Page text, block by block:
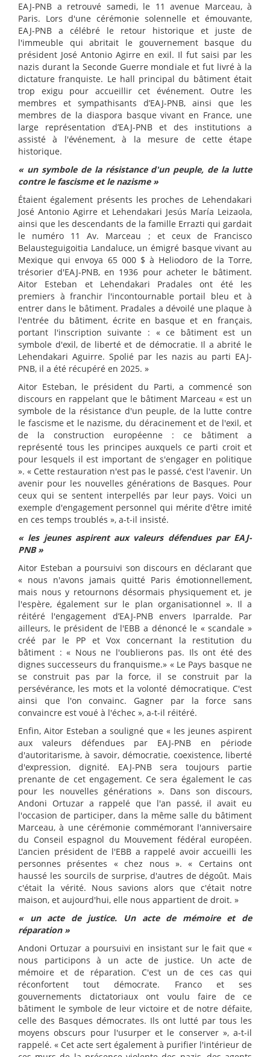
EAJ-PNB a retrouvé samedi, le 11 avenue Marceau, à
Paris. Lors d'une cérémonie solennelle et émouvante,
EAJ-PNB a célébré le retour historique et juste de
l'immeuble qui abritait le gouvernement basque du
président José Antonio Agirre en exil. Il fut saisi par les
nazis durant la Seconde Guerre mondiale et fut livré à la
dictature franquiste. Le hall principal du bâtiment était
trop exigu pour accueillir cet événement. Outre les
membres et sympathisants d’EAJ-PNB, ainsi que les
membres de la diaspora basque vivant en France, une
large représentation d’EAJ-PNB et des institutions a
assisté à l'événement, à la mesure de cette étape
historique.
« un symbole de la résistance d'un peuple, de la lutte
contre le fascisme et le nazisme »
Étaient également présents les proches de Lehendakari
José Antonio Agirre et Lehendakari Jesús María Leizaola,
ainsi que les descendants de la famille Errazti qui gardait
le numéro 11 Av. Marceau ; et ceux de Francisco
Belausteguigoitia Landaluce, un émigré basque vivant au
Mexique qui envoya 65 000 $ à Heliodoro de la Torre,
trésorier d'EAJ-PNB, en 1936 pour acheter le bâtiment.
Aitor Esteban et Lehendakari Pradales ont été les
premiers à franchir l'incontournable portail bleu et à
entrer dans le bâtiment. Pradales a dévoilé une plaque à
l'entrée du bâtiment, écrite en basque et en français,
portant l'inscription suivante : « ce bâtiment est un
symbole d'exil, de liberté et de démocratie. Il a abrité le
Lehendakari Aguirre. Spolié par les nazis au parti EAJ-
PNB, il a été récupéré en 2025. »
Aitor Esteban, le président du Parti, a commencé son
discours en rappelant que le bâtiment Marceau « est un
symbole de la résistance d'un peuple, de la lutte contre
le fascisme et le nazisme, du déracinement et de l'exil, et
de la construction européenne : ce bâtiment a
représenté tous les principes auxquels ce parti croit et
pour lesquels il est important de s'engager en politique
». « Cette restauration n'est pas le passé, c'est l'avenir. Un
avenir pour les nouvelles générations de Basques. Pour
ceux qui se sentent interpellés par leur pays. Voici un
exemple d'engagement personnel qui mérite d'être imité
en ces temps troublés », a-t-il insisté.
« les jeunes aspirent aux valeurs défendues par EAJ-
PNB »
Aitor Esteban a poursuivi son discours en déclarant que
« nous n'avons jamais quitté Paris émotionnellement,
mais nous y retournons désormais physiquement et, je
l'espère, également sur le plan organisationnel ». Il a
réitéré l'engagement d’EAJ-PNB envers Iparralde. Par
ailleurs, le président de l'EBB a dénoncé le « scandale »
créé par le PP et Vox concernant la restitution du
bâtiment : « Nous ne l'oublierons pas. Ils ont été des
dignes successeurs du franquisme.» « Le Pays basque ne
se construit pas par la force, il se construit par la
persévérance, les mots et la volonté démocratique. C'est
ainsi que l'on convainc. Gagner par la force sans
convaincre est voué à l'échec », a-t-il réitéré.
Enfin, Aitor Esteban a souligné que « les jeunes aspirent
aux valeurs défendues par EAJ-PNB en période
d'autoritarisme, à savoir, démocratie, coexistence, liberté
d'expression, dignité. EAJ-PNB sera toujours partie
prenante de cet engagement. Ce sera également le cas
pour les nouvelles générations ». Dans son discours,
Andoni Ortuzar a rappelé que l'an passé, il avait eu
l'occasion de participer, dans la même salle du bâtiment
Marceau, à une cérémonie commémorant l'anniversaire
du Conseil espagnol du Mouvement fédéral européen.
L'ancien président de l'EBB a rappelé avoir accueilli les
personnes présentes « chez nous ». « Certains ont
haussé les sourcils de surprise, d'autres de dégoût. Mais
c'était la vérité. Nous savions alors que c'était notre
maison, et aujourd'hui, elle nous appartient de droit. »
« un acte de justice. Un acte de mémoire et de
réparation »
Andoni Ortuzar a poursuivi en insistant sur le fait que «
nous participons à un acte de justice. Un acte de
mémoire et de réparation. C'est un de ces cas qui
réconfortent tout démocrate. Franco et ses
gouvernements dictatoriaux ont voulu faire de ce
bâtiment le symbole de leur victoire et de notre défaite,
celle des Basques démocrates. Ils ont lutté par tous les
moyens obscurs pour l'usurper et le conserver », a-t-il
rappelé. « Cet acte sert également à purifier l'intérieur de